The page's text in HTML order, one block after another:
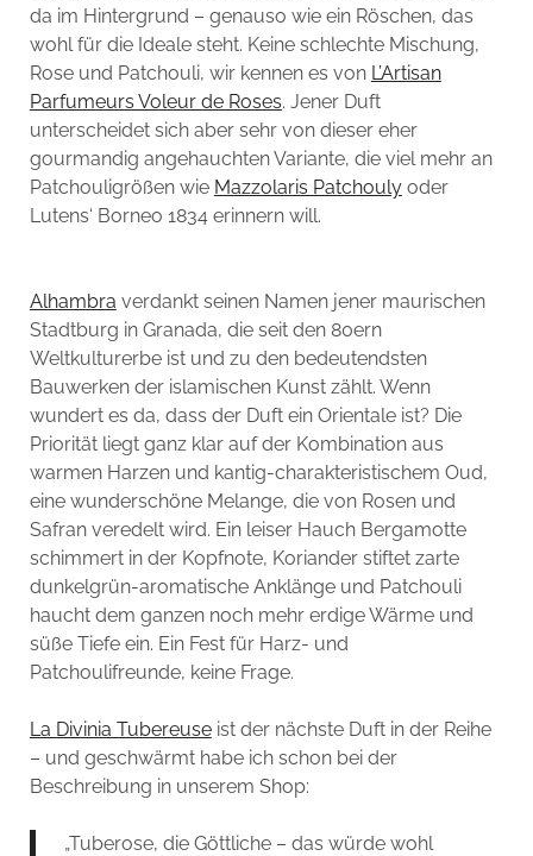
da im Hintergrund – genauso wie ein Röschen, das
wohl für die Ideale steht. Keine schlechte Mischung,
Rose und Patchouli, wir kennen es von L’Artisan
Parfumeurs Voleur de Roses. Jener Duft
unterscheidet sich aber sehr von dieser eher
gourmandig angehauchten Variante, die viel mehr an
Patchouligrößen wie Mazzolaris Patchoulyoder
Lutens‘ Borneo 1834 erinnern will.
Alhambra verdankt seinen Namen jener maurischen
Stadtburg in Granada, die seit den 80ern
Weltkulturerbe ist und zu den bedeutendsten
Bauwerken der islamischen Kunst zählt. Wenn
wundert es da, dass der Duft ein Orientale ist? Die
Priorität liegt ganz klar auf der Kombination aus
warmen Harzen und kantig-charakteristischem Oud,
eine wunderschöne Melange, die von Rosen und
Safran veredelt wird. Ein leiser Hauch Bergamotte
schimmert in der Kopfnote, Koriander stiftet zarte
dunkelgrün-aromatische Anklänge und Patchouli
haucht dem ganzen noch mehr erdige Wärme und
süße Tiefe ein. Ein Fest für Harz- und
Patchoulifreunde, keine Frage.
La Divinia Tubereuseist der nächste Duft in der Reihe
– und geschwärmt habe ich schon bei der
Beschreibung in unserem Shop:
„Tuberose, die Göttliche – das würde wohl